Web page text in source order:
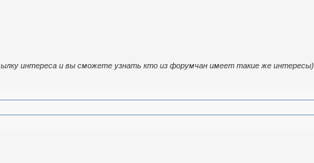
интереса и вы сможете узнать кто из форумчан имеет такие же интересы)